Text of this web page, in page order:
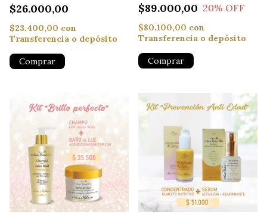
$26.000,00
$23.400,00 con
Transferencia o depósito
$89.000,00 20% OFF
$80.100,00 con
Transferencia o depósito